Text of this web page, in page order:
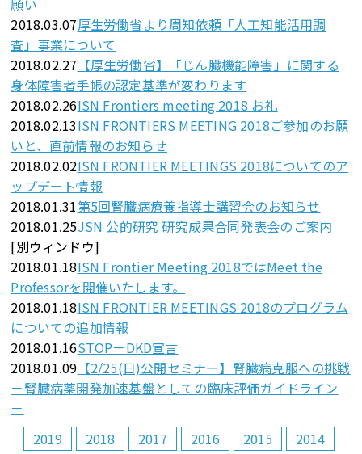
願い
2018.03.07厚生労働省より周知依頼「人工知能活用調
査」事業について
2018.02.27 【厚生労働省】「じん臓機能障害」に関する
身体障害者手帳の認定基準が変わります
2018.02.26ISN Frontiers meeting 2018 お礼
2018.02.13ISN FRONTIERS MEETING 2018ご参加のお願
いと、直前情報のお知らせ
2018.02.02ISN FRONTIER MEETINGS 2018についてのア
ップデート情報
2018.01.31第5回腎臓病療養指導士講習会のお知らせ
2018.01.25JSN 公的研究 研究成果合同発表会のご案内
[別ウィンドウ]
2018.01.18ISN Frontier Meeting 2018ではMeet the
Professorを開催いたします。
2018.01.18ISN FRONTIER MEETINGS 2018のプログラム
についての追加情報
2018.01.16STOP－DKD宣言
2018.01.09 【2/25(日)公開セミナー】腎臓病克服への挑戦
－腎臓病薬開発加速基盤としての臨床評価ガイドライン
－
2019
2018 2017 2016 2015
2014